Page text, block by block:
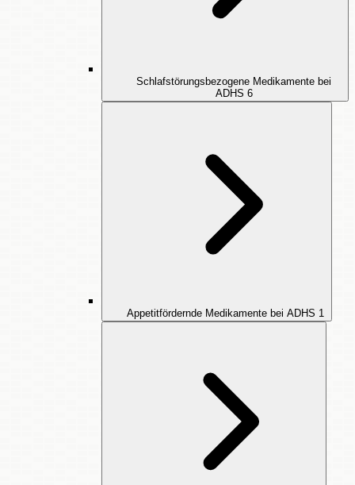
Schlafstörungsbezogene Medikamente bei
ADHS 6
Appetitfördernde Medikamente bei ADHS 1